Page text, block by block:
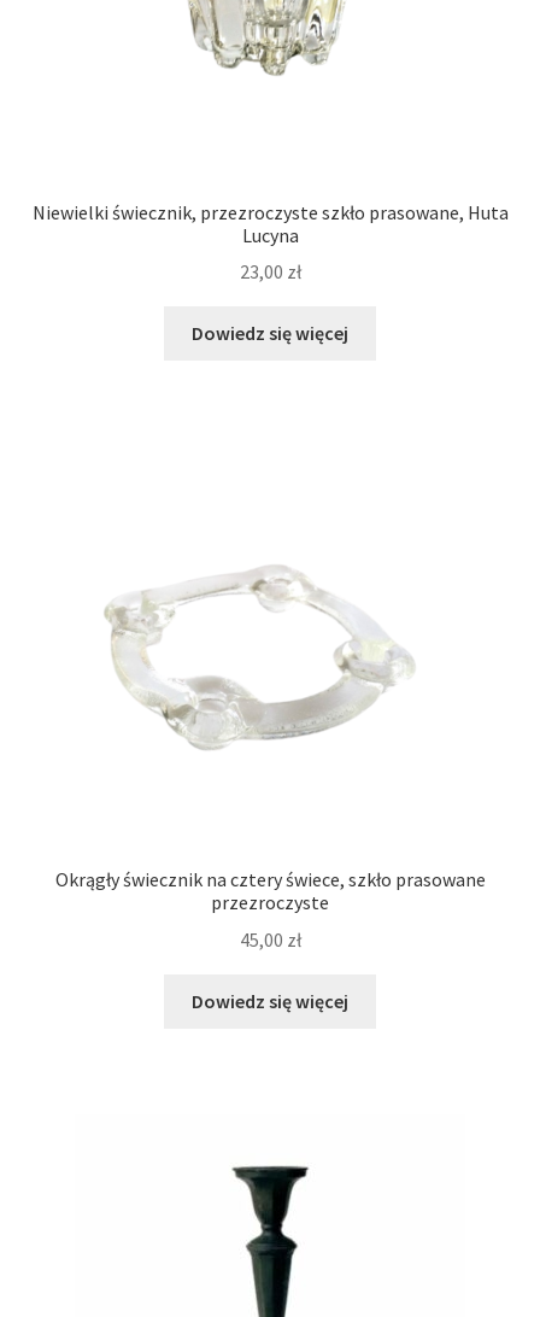
Niewielki świecznik, przezroczyste szkło prasowane, Huta
Lucyna
23,00 zł
Dowiedz się więcej
Okrągły świecznik na cztery świece, szkło prasowane
przezroczyste
45,00 zł
Dowiedz się więcej